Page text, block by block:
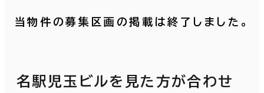
当物件の募集区画の掲載は終了しました。
名駅児玉ビルを見た方が合わせ